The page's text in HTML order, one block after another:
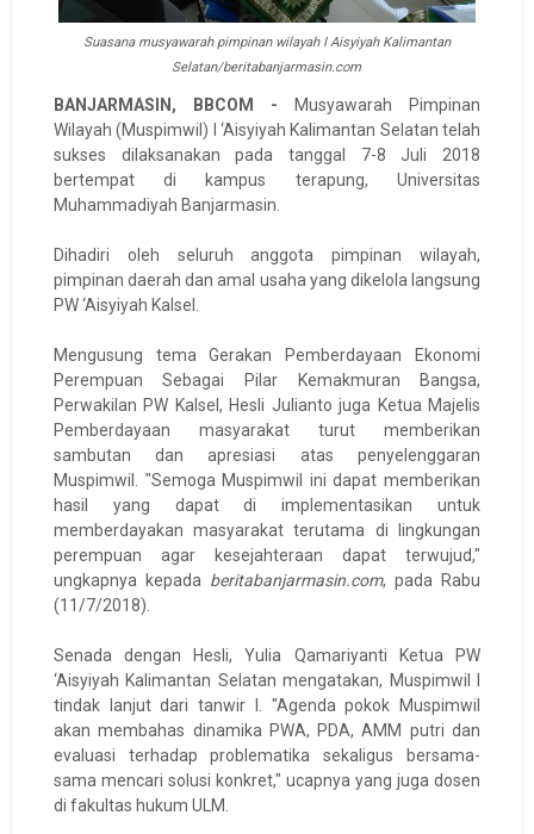
Suasana musyawarah pimpinan wilayah I Aisyiyah Kalimantan
Selatan/beritabanjarmasin.com
BANJARMASIN, BBCOM - Musyawarah Pimpinan
Wilayah (Muspimwil) I ‘Aisyiyah Kalimantan Selatan telah
sukses dilaksanakan pada tanggal 7-8 Juli 2018
bertempat di kampus terapung, Universitas
Muhammadiyah Banjarmasin.
Dihadiri oleh seluruh anggota pimpinan wilayah,
pimpinan daerah dan amal usaha yang dikelola langsung
PW ‘Aisyiyah Kalsel.
Mengusung tema Gerakan Pemberdayaan Ekonomi
Perempuan Sebagai Pilar Kemakmuran Bangsa,
Perwakilan PW Kalsel, Hesli Julianto juga Ketua Majelis
Pemberdayaan masyarakat turut memberikan
sambutan dan apresiasi atas penyelenggaran
Muspimwil. "Semoga Muspimwil ini dapat memberikan
hasil yang dapat di implementasikan untuk
memberdayakan masyarakat terutama di lingkungan
perempuan agar kesejahteraan dapat terwujud,"
ungkapnya kepada beritabanjarmasin.com, pada Rabu
(11/7/2018).
Senada dengan Hesli, Yulia Qamariyanti Ketua PW
‘Aisyiyah Kalimantan Selatan mengatakan, Muspimwil I
tindak lanjut dari tanwir I. "Agenda pokok Muspimwil
akan membahas dinamika PWA, PDA, AMM putri dan
evaluasi terhadap problematika sekaligus bersama-
sama mencari solusi konkret," ucapnya yang juga dosen
di fakultas hukum ULM.